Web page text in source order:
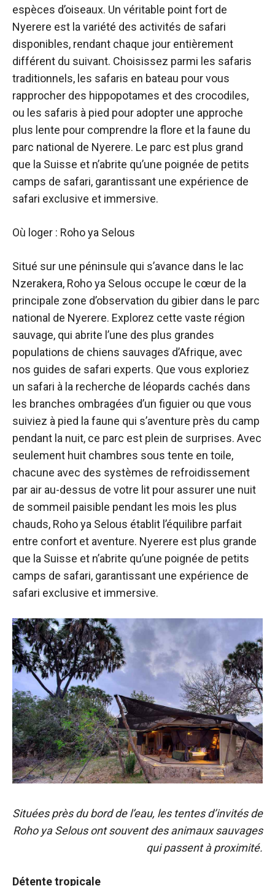
espèces d’oiseaux. Un véritable point fort de
Nyerere est la variété des activités de safari
disponibles, rendant chaque jour entièrement
différent du suivant. Choisissez parmi les safaris
traditionnels, les safaris en bateau pour vous
rapprocher des hippopotames et des crocodiles,
ou les safaris à pied pour adopter une approche
plus lente pour comprendre la flore et la faune du
parc national de Nyerere. Le parc est plus grand
que la Suisse et n’abrite qu’une poignée de petits
camps de safari, garantissant une expérience de
safari exclusive et immersive.
Où loger : Roho ya Selous
Situé sur une péninsule qui s’avance dans le lac
Nzerakera, Roho ya Selous occupe le cœur de la
principale zone d’observation du gibier dans le parc
national de Nyerere. Explorez cette vaste région
sauvage, qui abrite l’une des plus grandes
populations de chiens sauvages d’Afrique, avec
nos guides de safari experts. Que vous exploriez
un safari à la recherche de léopards cachés dans
les branches ombragées d’un figuier ou que vous
suiviez à pied la faune qui s’aventure près du camp
pendant la nuit, ce parc est plein de surprises. Avec
seulement huit chambres sous tente en toile,
chacune avec des systèmes de refroidissement
par air au-dessus de votre lit pour assurer une nuit
de sommeil paisible pendant les mois les plus
chauds, Roho ya Selous établit l’équilibre parfait
entre confort et aventure. Nyerere est plus grande
que la Suisse et n’abrite qu’une poignée de petits
camps de safari, garantissant une expérience de
safari exclusive et immersive.
Situées près du bord de l’eau, les tentes d’invités de
Roho ya Selous ont souvent des animaux sauvages
qui passent à proximité.
Détente tropicale